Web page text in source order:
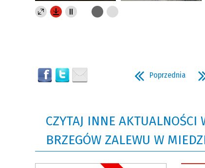
Poprzednia
CZYTAJ INNE AKTUALNOŚCI
BRZEGÓW ZALEWU W